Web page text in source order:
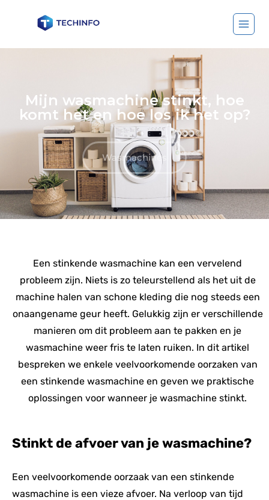
Mijn wasmachine stinkt, hoe
komt het en hoe los ik het op?
Wasmachines
Een stinkende wasmachine kan een vervelend
probleem zijn. Niets is zo teleurstellend als het uit de
machine halen van schone kleding die nog steeds een
onaangename geur heeft. Gelukkig zijn er verschillende
manieren om dit probleem aan te pakken en je
wasmachine weer fris te laten ruiken. In dit artikel
bespreken we enkele veelvoorkomende oorzaken van
een stinkende wasmachine en geven we praktische
oplossingen voor wanneer je wasmachine stinkt.
Stinkt de afvoer van je wasmachine?
Een veelvoorkomende oorzaak van een stinkende
wasmachine is een vieze afvoer. Na verloop van tijd